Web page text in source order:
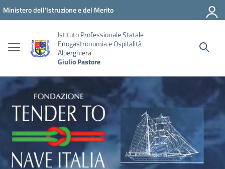
Vai ai contenuti
Vai al menu di navigazione
Vai al footer
Ministero dell'Istruzione e del Merito
Istituto Professionale Statale
Enogastronomia e Ospitalità
Alberghiera
Giulio Pastore